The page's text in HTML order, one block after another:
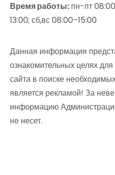
Время работы: пн-пт
13:00; сб,вс 08:00–15:00
Данная информация
ознакомительных целях
сайта в поиске
является рекламой! За
информацию
не несет.